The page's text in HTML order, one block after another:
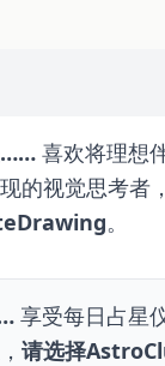
…… 喜欢将理想
的视觉思考者，
。
享受每日占星
请选择